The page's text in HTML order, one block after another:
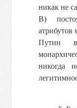
никак не
В)
атрибутов
Путин
никогда